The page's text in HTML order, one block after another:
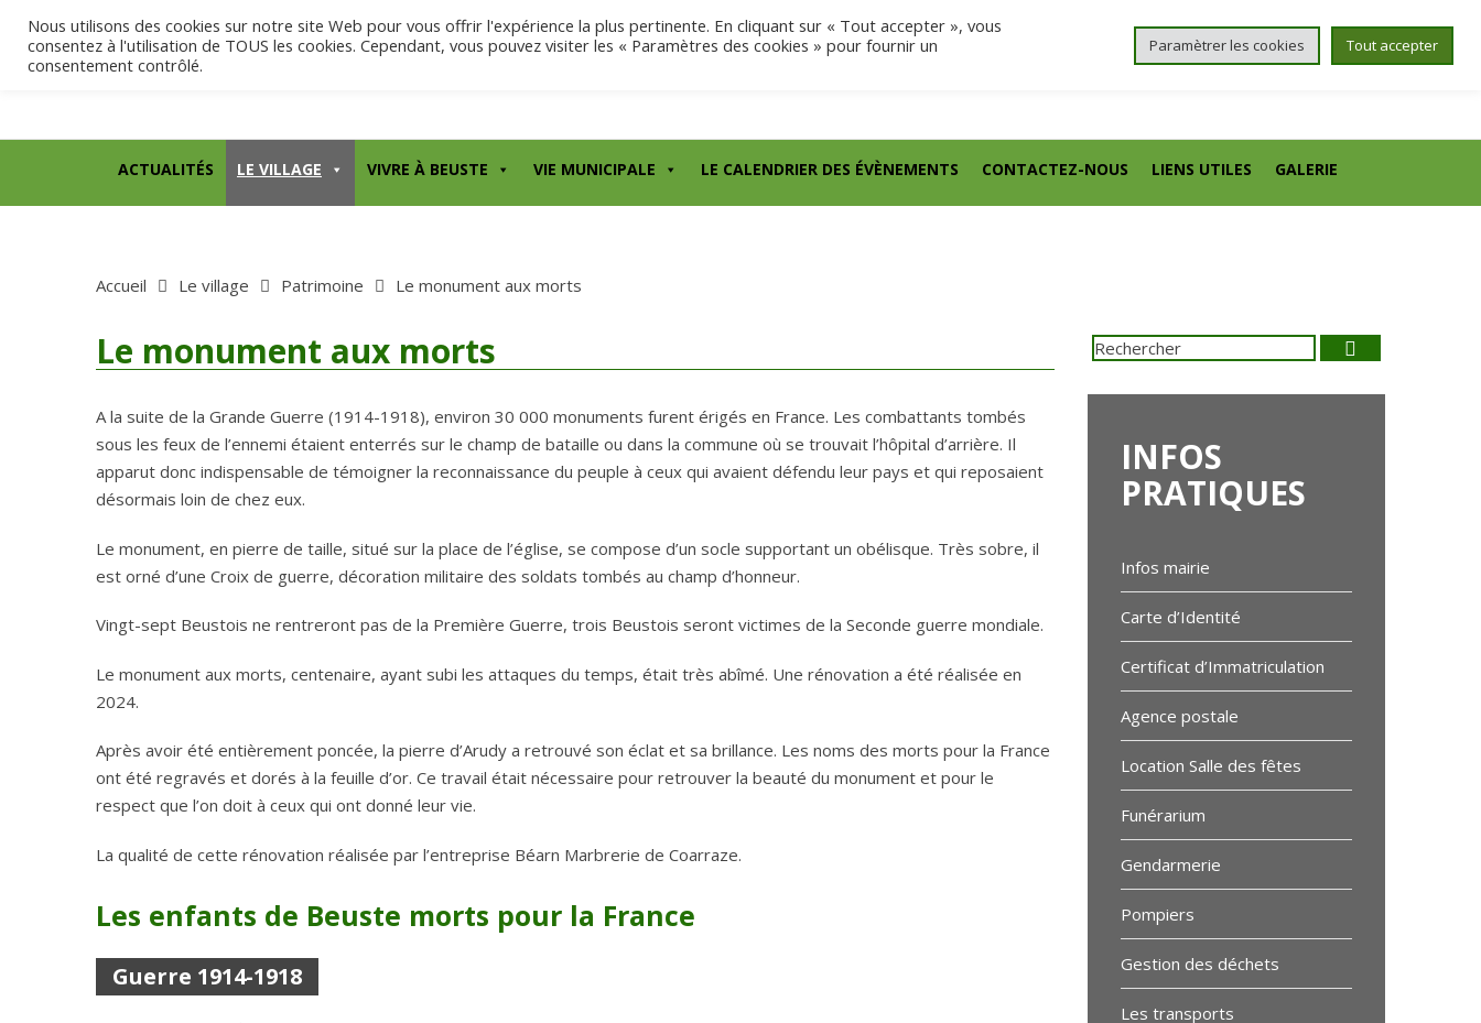
Aller au contenu
ACTUALITÉS LE VILLAGE VIVRE À BEUSTE VIE MUNICIPALE LE CALENDRIER DES ÉVÈNEMENTS CONTACTEZ-NOUS LIENS UTILES GALERIE
Accueil Le village Patrimoine Le monument aux morts
Le monument aux morts
A la suite de la Grande Guerre (1914-1918), environ 30 000 monuments furent érigés en France. Les combattants tombés
sous les feux de l’ennemi étaient enterrés sur le champ de bataille ou dans la commune où se trouvait l’hôpital d’arrière. Il
apparut donc indispensable de témoigner la reconnaissance du peuple à ceux qui avaient défendu leur pays et qui reposaient
désormais loin de chez eux.
Le monument, en pierre de taille, situé sur la place de l’église, se compose d’un socle supportant un obélisque. Très sobre, il
est orné d’une Croix de guerre, décoration militaire des soldats tombés au champ d’honneur.
Vingt-sept Beustois ne rentreront pas de la Première Guerre, trois Beustois seront victimes de la Seconde guerre mondiale.
Le monument aux morts, centenaire, ayant subi les attaques du temps, était très abîmé. Une rénovation a été réalisée en
2024.
Après avoir été entièrement poncée, la pierre d’Arudy a retrouvé son éclat et sa brillance. Les noms des morts pour la France
ont été regravés et dorés à la feuille d’or. Ce travail était nécessaire pour retrouver la beauté du monument et pour le
respect que l’on doit à ceux qui ont donné leur vie.
La qualité de cette rénovation réalisée par l’entreprise Béarn Marbrerie de Coarraze.
Les enfants de Beuste morts pour la France
Guerre 1914-1918
Rechercher
INFOS
PRATIQUES
Infos mairie
Carte d’Identité
Certificat d’Immatriculation
Agence postale
Location Salle des fêtes
Funérarium
Gendarmerie
Pompiers
Gestion des déchets
Les transports
Nous utilisons des cookies sur notre site Web pour vous offrir l'expérience la plus pertinente. En cliquant sur « Tout accepter », vous
consentez à l'utilisation de TOUS les cookies. Cependant, vous pouvez visiter les « Paramètres des cookies » pour fournir un
consentement contrôlé.
Paramètrer les cookies Tout accepter